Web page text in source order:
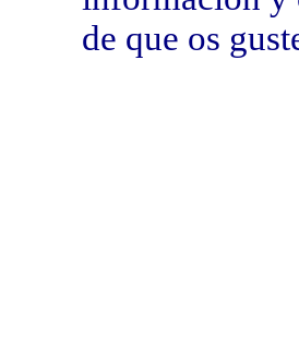
de que os